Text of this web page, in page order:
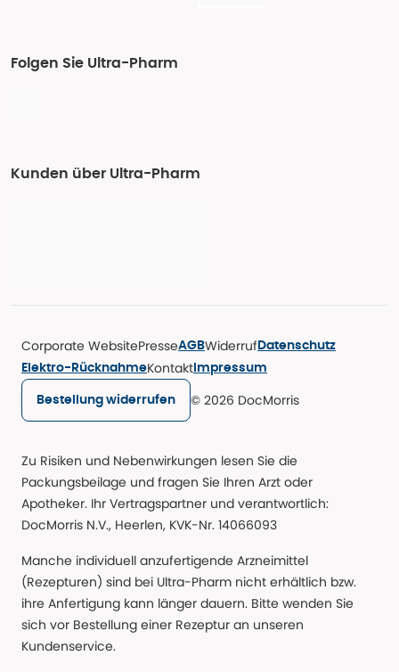
Folgen Sie Ultra-Pharm
Kunden über Ultra-Pharm
Corporate WebsitePresseAGBWiderruf Datenschutz
Elektro-RücknahmeKontakt Impressum
Bestellung widerrufen © 2026 DocMorris
Zu Risiken und Nebenwirkungen lesen Sie die
Packungsbeilage und fragen Sie Ihren Arzt oder
Apotheker. Ihr Vertragspartner und verantwortlich:
DocMorris N.V., Heerlen, KVK-Nr. 14066093
Manche individuell anzufertigende Arzneimittel
(Rezepturen) sind bei Ultra-Pharm nicht erhältlich bzw.
ihre Anfertigung kann länger dauern. Bitte wenden Sie
sich vor Bestellung einer Rezeptur an unseren
Kundenservice.